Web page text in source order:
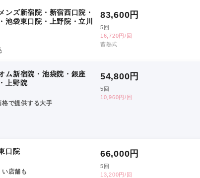
ンズ新宿院・新宿西口院・
池袋東口院・上野院・立川
83,600 円
5回
16,720円/回
蓄熱式
ム新宿院・池袋院・銀座
上野院
で提供する大手
54,800 円
5回
10,960円/回
口院
店舗も
66,000 円
5回
13,200円/回